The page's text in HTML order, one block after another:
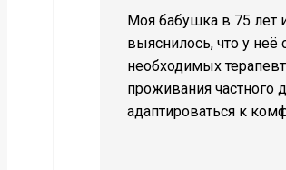
Моя бабушка в 75 лет
выяснилось, что у
необходимых
проживания частного
адаптироваться к